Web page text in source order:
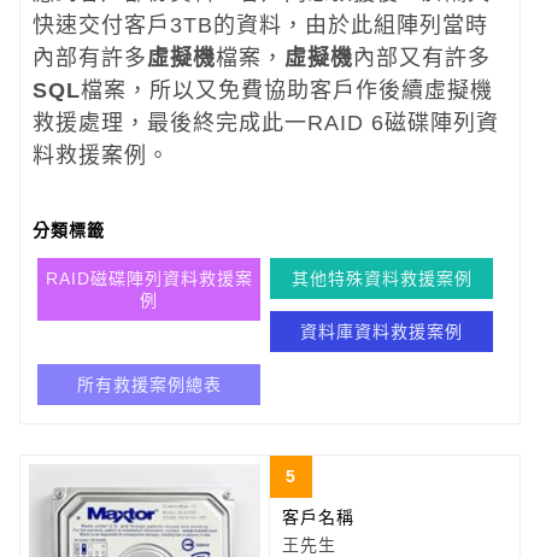
快速交付客戶3TB的資料，由於此組陣列當時
內部有許多虛擬機檔案， 虛擬機內部又有許多
SQL檔案，所以又免費協助客戶作後續虛擬機
救援處理，最後終完成此一RAID 6磁碟陣列資
料救援案例。
分類標籤
RAID磁碟陣列資料救援案
例
其他特殊資料救援案例
資料庫資料救援案例
所有救援案例總表
5
客戶名稱
王先生